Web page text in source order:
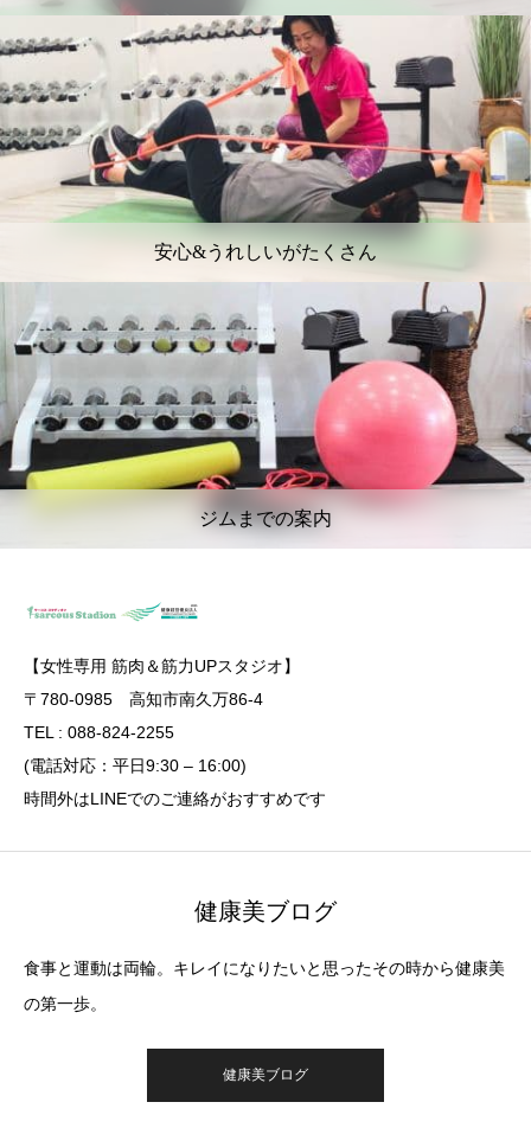
安心&うれしいがたくさん
ジムまでの案内
【女性専用 筋肉＆筋力UPスタジオ】
〒780-0985 高知市南久万86-4
TEL : 088-824-2255
(電話対応：平日9:30 – 16:00)
時間外はLINEでのご連絡がおすすめです
健康美ブログ
食事と運動は両輪。キレイになりたいと思ったその時から健康美
の第一歩。
健康美ブログ